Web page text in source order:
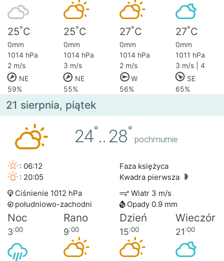
25°C 25°C 27°C 27°C
0mm 0mm 0mm
0mm
1014 hPa
1014 hPa 1014 hPa
1011 hPa
2 m/s
3 m/s 2 m/s
3 m/s | 4
NE
NE W
SE
59%
55% 56% 65%
21 sierpnia, piątek
24°.. 28°
pochmurnie
: 06:12
: 20:05
Faza księżyca
Kwadra pierwsza
Ciśnienie 1012 hPa
Wiatr 3 m/s
południowo-zachodni
Opady 0.9 mm
Noc Rano Dzień Wieczór
3:00 9:00 15:00 21:00